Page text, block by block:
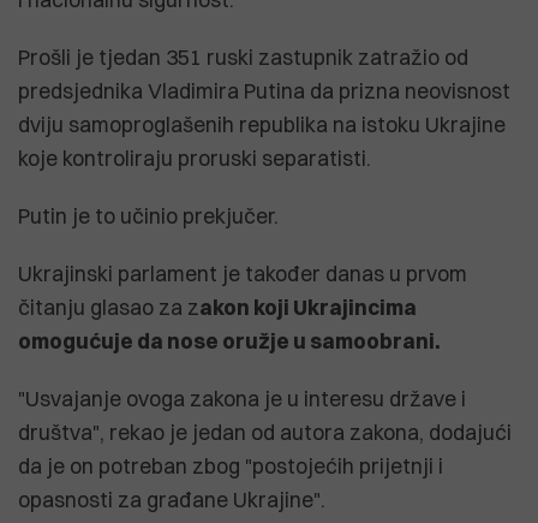
Prošli je tjedan 351 ruski zastupnik zatražio od
predsjednika Vladimira Putina da prizna neovisnost
dviju samoproglašenih republika na istoku Ukrajine
koje kontroliraju proruski separatisti.
Putin je to učinio prekjučer.
Ukrajinski parlament je također danas u prvom
čitanju glasao za zakon koji Ukrajincima
omogućuje da nose oružje u samoobrani.
"Usvajanje ovoga zakona je u interesu države i
društva", rekao je jedan od autora zakona, dodajući
da je on potreban zbog "postojećih prijetnji i
opasnosti za građane Ukrajine".